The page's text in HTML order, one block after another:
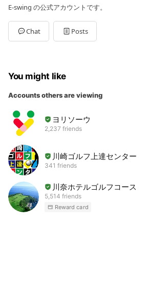
E-swing の公式アカウントです。
Chat Posts
You might like
Accounts others are viewing
ヨリソーウ
2,237 friends
川崎ゴルフ上達センター
341 friends
川奈ホテルゴルフコース
5,514 friends
Reward card